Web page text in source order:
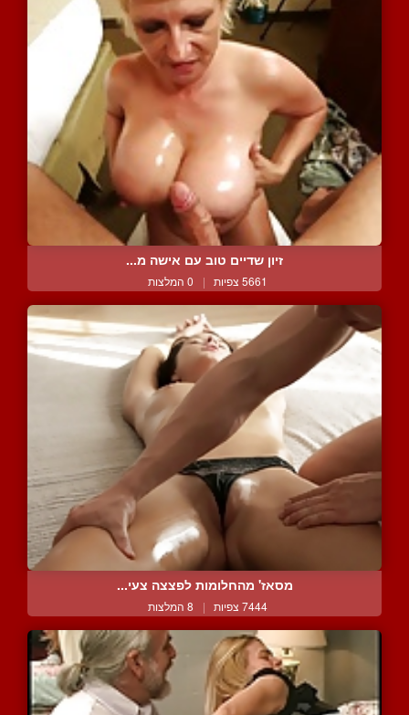
זיון שדיים טוב עם אישה מ...
5661 צפיות | 0 המלצות
מסאז' מהחלומות לפצצה צעי...
7444 צפיות | 8 המלצות